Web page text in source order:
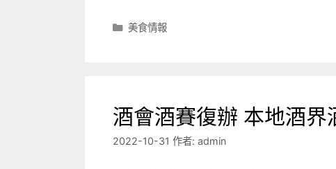
分
美食情報
酒會酒賽復辦 本地酒界
2022-10-31 作者: admin